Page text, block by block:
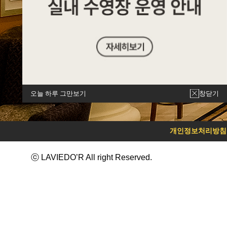
오늘 하루 그만보기 창닫기
개인정보처리방침
ⓒ LAVIEDO’R All right Reserved.